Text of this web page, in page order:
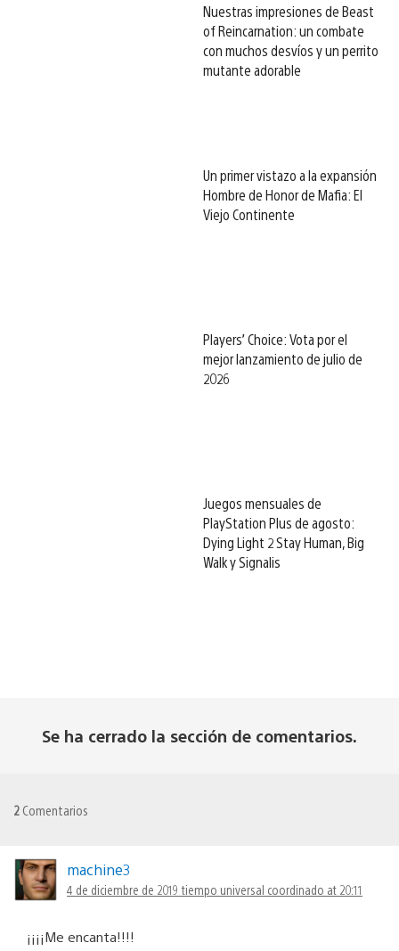
Nuestras impresiones de Beast
of Reincarnation: un combate
con muchos desvíos y un perrito
mutante adorable
Un primer vistazo a la expansión
Hombre de Honor de Mafia: El
Viejo Continente
Players’ Choice: Vota por el
mejor lanzamiento de julio de
2026
Juegos mensuales de
PlayStation Plus de agosto:
Dying Light 2 Stay Human, Big
Walk y Signalis
Se ha cerrado la sección de comentarios.
2 Comentarios
machine3
4 de diciembre de 2019 tiempo universal coordinado at 20:11
¡¡¡¡Me encanta!!!!